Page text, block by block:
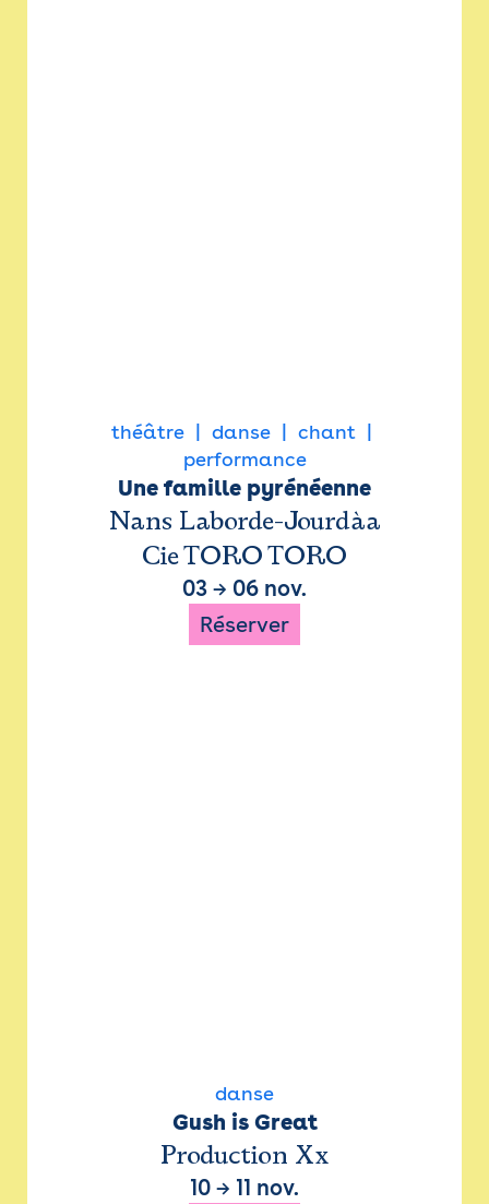
théâtre danse
chant
performance
Une famille pyrénéenne
Nans Laborde-Jourdàa
Cie TORO TORO
03 → 06 nov.
Réserver
danse
Gush is Great
Production Xx
10 → 11 nov.